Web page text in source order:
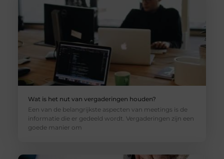
Wat is het nut van vergaderingen houden?
Een van de belangrijkste aspecten van meetings is de
informatie die er gedeeld wordt. Vergaderingen zijn een
goede manier om